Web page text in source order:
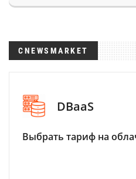
CNEWSMARKET
DBaaS
Выбрать тариф на